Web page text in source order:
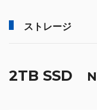
ストレージ
2TB SSD